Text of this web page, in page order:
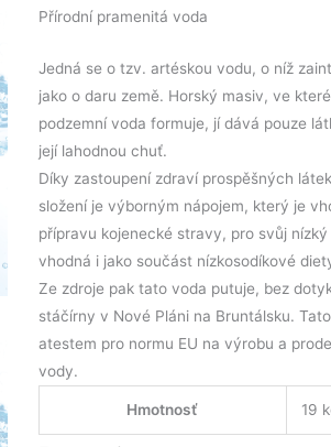
Přírodní pramenitá voda
Jedná se o tzv. artéskou vodu, o níž
jako o daru země. Horský masiv, ve
podzemní voda formuje, jí dává pouze
její lahodnou chuť.
Díky zastoupení zdraví prospěšných
složení je výborným nápojem, který je
přípravu kojenecké stravy, pro svůj nízký
vhodná i jako součást nízkosodíkové
Ze zdroje pak tato voda putuje, bez
stáčírny v Nové Pláni na Bruntálsku.
atestem pro normu EU na výrobu a
vody.
Hmotnosť 19